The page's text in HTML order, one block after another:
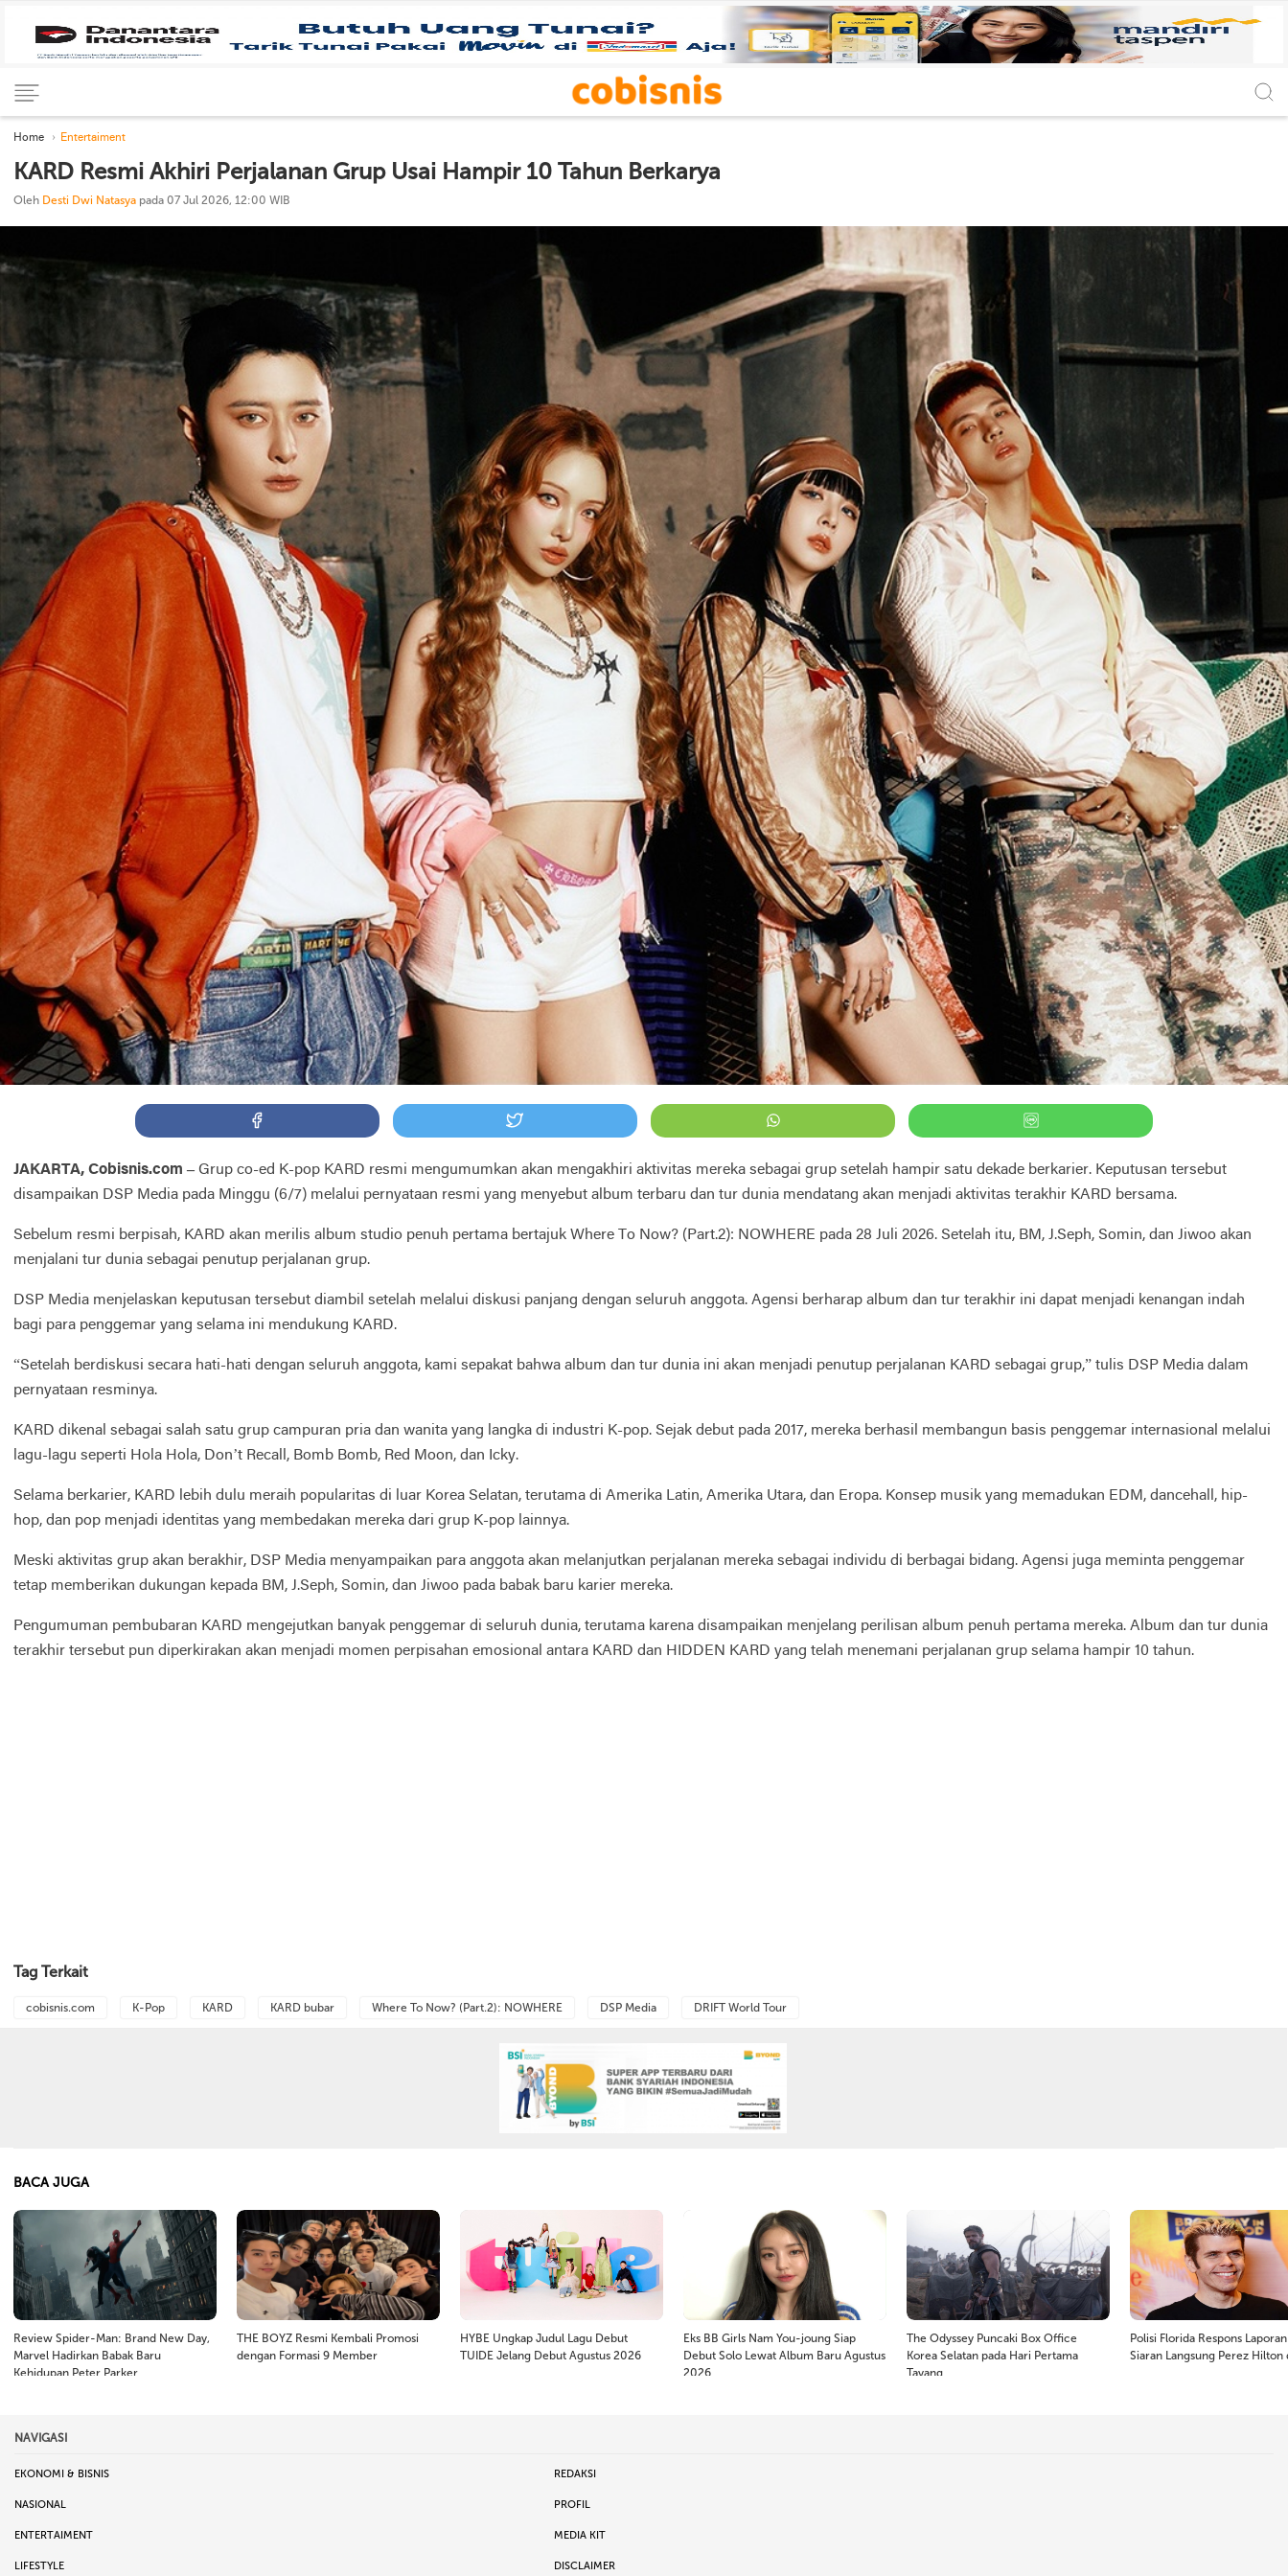
Home Entertaiment
KARD Resmi Akhiri Perjalanan Grup Usai Hampir 10 Tahun Berkarya
Oleh Desti Dwi Natasya pada 07 Jul 2026, 12:00 WIB
JAKARTA, Cobisnis.com – Grup co-ed K-pop KARD resmi mengumumkan akan mengakhiri aktivitas mereka sebagai grup setelah hampir satu dekade berkarier. Keputusan tersebut
disampaikan DSP Media pada Minggu (6/7) melalui pernyataan resmi yang menyebut album terbaru dan tur dunia mendatang akan menjadi aktivitas terakhir KARD bersama.
Sebelum resmi berpisah, KARD akan merilis album studio penuh pertama bertajuk Where To Now? (Part.2): NOWHERE pada 28 Juli 2026. Setelah itu, BM, J.Seph, Somin, dan Jiwoo akan
menjalani tur dunia sebagai penutup perjalanan grup.
DSP Media menjelaskan keputusan tersebut diambil setelah melalui diskusi panjang dengan seluruh anggota. Agensi berharap album dan tur terakhir ini dapat menjadi kenangan indah
bagi para penggemar yang selama ini mendukung KARD.
“Setelah berdiskusi secara hati-hati dengan seluruh anggota, kami sepakat bahwa album dan tur dunia ini akan menjadi penutup perjalanan KARD sebagai grup,” tulis DSP Media dalam
pernyataan resminya.
KARD dikenal sebagai salah satu grup campuran pria dan wanita yang langka di industri K-pop. Sejak debut pada 2017, mereka berhasil membangun basis penggemar internasional melalui
lagu-lagu seperti Hola Hola, Don’t Recall, Bomb Bomb, Red Moon, dan Icky.
Selama berkarier, KARD lebih dulu meraih popularitas di luar Korea Selatan, terutama di Amerika Latin, Amerika Utara, dan Eropa. Konsep musik yang memadukan EDM, dancehall, hip-
hop, dan pop menjadi identitas yang membedakan mereka dari grup K-pop lainnya.
Meski aktivitas grup akan berakhir, DSP Media menyampaikan para anggota akan melanjutkan perjalanan mereka sebagai individu di berbagai bidang. Agensi juga meminta penggemar
tetap memberikan dukungan kepada BM, J.Seph, Somin, dan Jiwoo pada babak baru karier mereka.
Pengumuman pembubaran KARD mengejutkan banyak penggemar di seluruh dunia, terutama karena disampaikan menjelang perilisan album penuh pertama mereka. Album dan tur dunia
terakhir tersebut pun diperkirakan akan menjadi momen perpisahan emosional antara KARD dan HIDDEN KARD yang telah menemani perjalanan grup selama hampir 10 tahun.
Tag Terkait
cobisnis.com K-Pop KARD KARD bubar Where To Now? (Part.2): NOWHERE DSP Media DRIFT World Tour
BACA JUGA
Review Spider-Man: Brand New Day,
Marvel Hadirkan Babak Baru
Kehidupan Peter Parker
THE BOYZ Resmi Kembali Promosi
dengan Formasi 9 Member
HYBE Ungkap Judul Lagu Debut
TUIDE Jelang Debut Agustus 2026
Eks BB Girls Nam You-joung Siap
Debut Solo Lewat Album Baru Agustus
2026
The Odyssey Puncaki Box Office
Korea Selatan pada Hari Pertama
Tayang
Polisi Florida Respons
Siaran Langsung Perez Hilton
NAVIGASI
EKONOMI & BISNIS REDAKSI
NASIONAL PROFIL
ENTERTAIMENT MEDIA KIT
LIFESTYLE DISCLAIMER